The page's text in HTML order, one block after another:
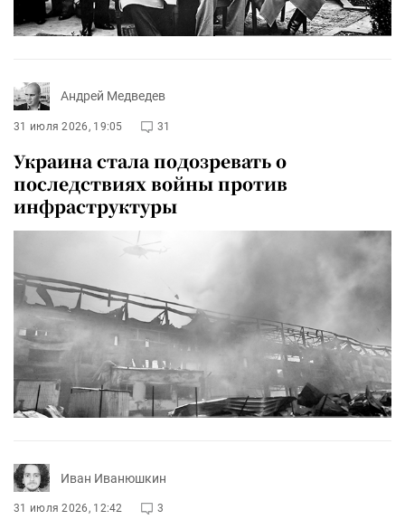
Андрей Медведев
31 июля 2026, 19:05 31
Украина стала подозревать о
последствиях войны против
инфраструктуры
Иван Иванюшкин
31 июля 2026, 12:42 3